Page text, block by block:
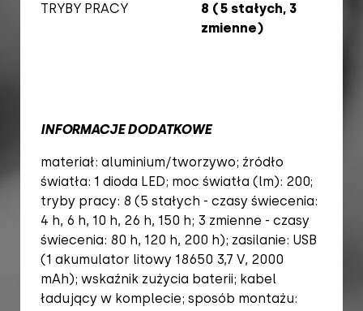
TRYBY PRACY
8 (5 stałych, 3
zmienne)
INFORMACJE DODATKOWE
materiał: aluminium/tworzywo; źródło
światła: 1 dioda LED; moc światła (lm): 200;
tryby pracy: 8 (5 stałych - czasy świecenia:
4 h, 6 h, 10 h, 26 h, 150 h; 3 zmienne - czasy
świecenia: 80 h, 120 h, 200 h); zasilanie: USB
(1 akumulator litowy 18650 3,7 V, 2000
mAh); wskaźnik zużycia baterii; kabel
ładujący w komplecie; sposób montażu: